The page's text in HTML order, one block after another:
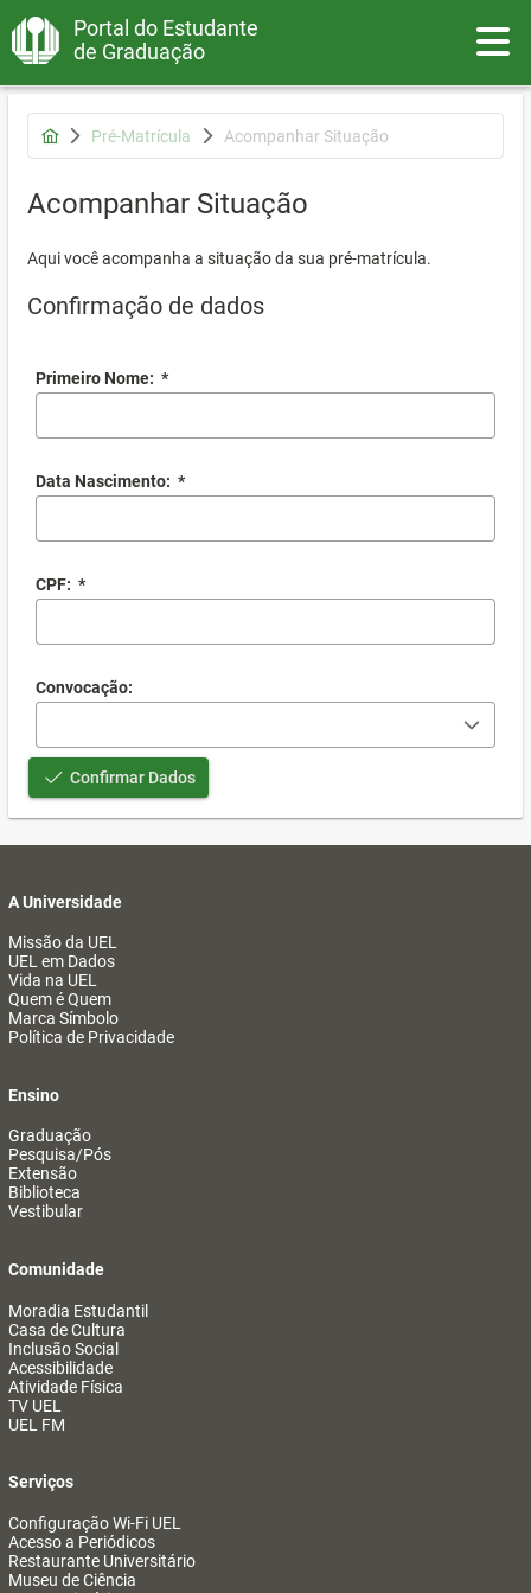
Portal do Estudante
de Graduação
Pré-Matrícula Acompanhar Situação
Acompanhar Situação
Aqui você acompanha a situação da sua pré-matrícula.
Confirmação de dados
Primeiro Nome: *
Data Nascimento: *
CPF: *
Convocação:
Confirmar Dados
A Universidade
Missão da UEL
UEL em Dados
Vida na UEL
Quem é Quem
Marca Símbolo
Política de Privacidade
Ensino
Graduação
Pesquisa/Pós
Extensão
Biblioteca
Vestibular
Comunidade
Moradia Estudantil
Casa de Cultura
Inclusão Social
Acessibilidade
Atividade Física
TV UEL
UEL FM
Serviços
Configuração Wi-Fi UEL
Acesso a Periódicos
Restaurante Universitário
Museu de Ciência